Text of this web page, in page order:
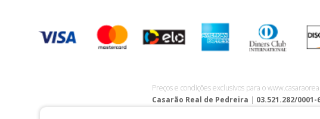
Preços e condições exclusivos para o
Casarão Real de Pedreira | 03.521.282/0001-